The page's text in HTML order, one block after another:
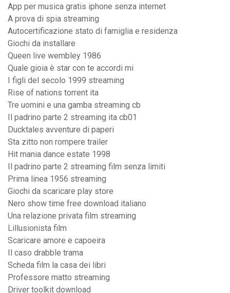
App per musica gratis iphone senza internet
A prova di spia streaming
Autocertificazione stato di famiglia e residenza
Giochi da installare
Queen live wembley 1986
Quale gioia è star con te accordi mi
I figli del secolo 1999 streaming
Rise of nations torrent ita
Tre uomini e una gamba streaming cb
Il padrino parte 2 streaming ita cb01
Ducktales avventure di paperi
Sta zitto non rompere trailer
Hit mania dance estate 1998
Il padrino parte 2 streaming film senza limiti
Prima linea 1956 streaming
Giochi da scaricare play store
Nero show time free download italiano
Una relazione privata film streaming
Lillusionista film
Scaricare amore e capoeira
Il caso drabble trama
Scheda film la casa dei libri
Professore matto streaming
Driver toolkit download